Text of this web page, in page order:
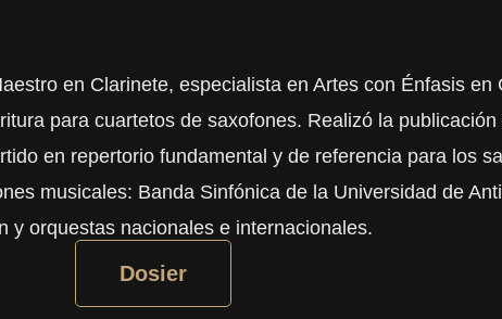
en Clarinete, especialista en Artes con Énfasis en
para cuartetos de saxofones. Realizó la publicación
en repertorio fundamental y de referencia para los
musicales: Banda Sinfónica de la Universidad de
y orquestas nacionales e internacionales.
Dosier